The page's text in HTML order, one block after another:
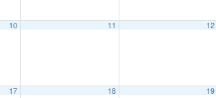
10 11 12
17 18 19